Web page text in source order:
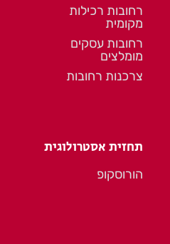
רחובות רכילות
מקומית
רחובות עסקים
מומלצים
צרכנות רחובות
תחזית אסטרולוגית
הורוסקופ